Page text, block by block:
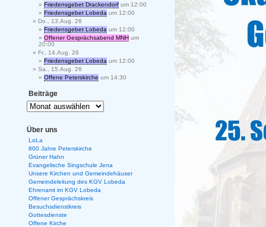
Friedensgebet Drackendorf um 12:00
Friedensgebet Lobeda um 12:00
Do., 13.Aug. 26
Friedensgebet Lobeda um 12:00
Offener Gesprächsabend MNH um
20:00
Fr., 14.Aug. 26
Friedensgebet Lobeda um 12:00
Sa., 15.Aug. 26
Offene Peterskirche um 14:30
Beiträge
Über uns
LoLa
800 Jahre Peterskirche
Grüner Hahn
Evangelische Singschule Jena
Unsere Kirchen und Gemeindehäuser
Gemeindeleitung des KGV Lobeda
Ehrenamt im KGV Lobeda
Offener Gesprächskreis
Besuchsdienstkreis
Gottesdienste
Offene Kirche